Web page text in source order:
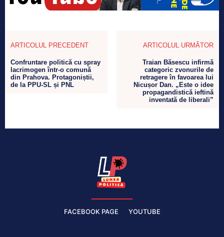
ARTICOLUL PRECEDENT
Confruntare politică cu spray
lacrimogen într-o comună
din Prahova. Protagoniștii,
de la PPU-SL și PNL
ARTICOLUL URMĂTOR
Traian Băsescu infirmă
categoric zvonurile de
retragere în favoarea lui
Nicușor Dan. „Este o idee
propagandistică ieftină
inventată de liberali”
FACEBOOK PAGE YOUTUBE